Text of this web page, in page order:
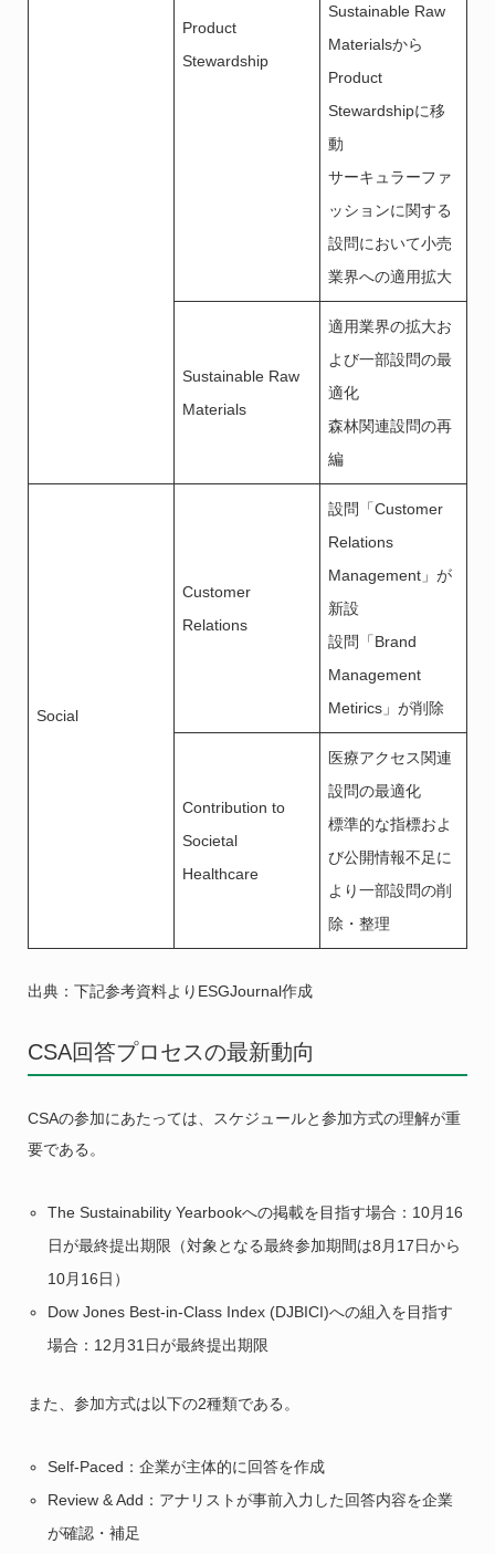
Product
Stewardship
Sustainable Raw
Materialsから
Product
Stewardshipに移
動
サーキュラーファ
ッションに関する
設問において小売
業界への適用拡大
Sustainable Raw
Materials
適用業界の拡大お
よび一部設問の最
適化
森林関連設問の再
編
Social
Customer
Relations
設問「Customer
Relations
Management」が
新設
設問「Brand
Management
Metirics」が削除
Contribution to
Societal
Healthcare
医療アクセス関連
設問の最適化
標準的な指標およ
び公開情報不足に
より一部設問の削
除・整理
出典：下記参考資料よりESGJournal作成
CSA回答プロセスの最新動向
CSAの参加にあたっては、スケジュールと参加方式の理解が重
要である。
The Sustainability Yearbookへの掲載を目指す場合：10月16
日が最終提出期限（対象となる最終参加期間は8月17日から
10月16日）
Dow Jones Best-in-Class Index (DJBICI)への組入を目指す
場合：12月31日が最終提出期限
また、参加方式は以下の2種類である。
Self-Paced：企業が主体的に回答を作成
Review & Add：アナリストが事前入力した回答内容を企業
が確認・補足